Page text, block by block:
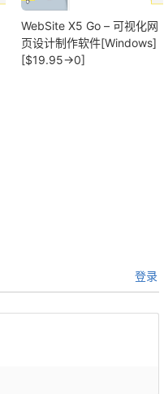
WebSite X5 Go – 可视化网
页设计制作软件[Windows]
[$19.95→0]
登录